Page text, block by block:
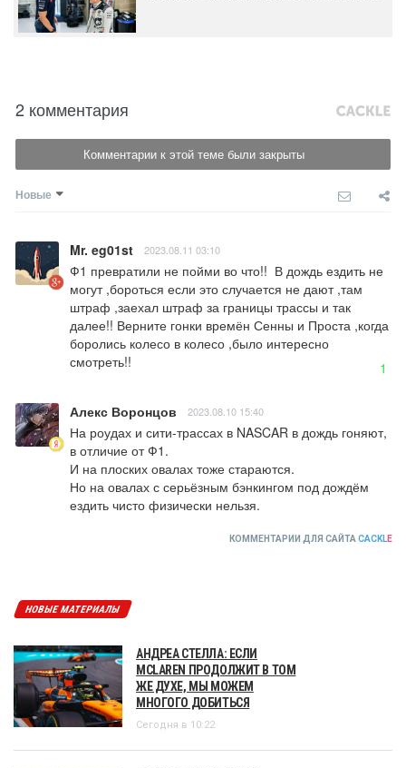
2 комментария
Комментарии к этой теме были закрыты
Новые
Mr. eg01st 2023.08.11 03:10
Ф1 превратили не пойми во что!!  В дождь ездить не
могут ,бороться если это случается не дают ,там
штраф ,заехал штраф за границы трассы и так
далее!! Верните гонки времён Сенны и Проста ,когда
боролись колесо в колесо ,было интересно
смотреть!!
1
Алекс Воронцов 2023.08.10 15:40
На роудах и сити-трассах в NASCAR в дождь гоняют,
в отличие от Ф1.
И на плоских овалах тоже стараются.
Но на овалах с серьёзным бэнкингом под дождём
ездить чисто физически нельзя.
КОММЕНТАРИИ ДЛЯ САЙТА CACKLE
НОВЫЕ МАТЕРИАЛЫ
АНДРЕА СТЕЛЛА: ЕСЛИ
MCLAREN ПРОДОЛЖИТ В ТОМ
ЖЕ ДУХЕ, МЫ МОЖЕМ
МНОГОГО ДОБИТЬСЯ
Сегодня в 10:22